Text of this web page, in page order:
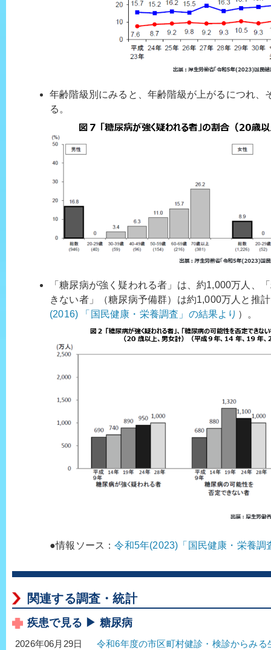
年齢階級別にみると、年齢階級が上がるにつれ、
る。
「糖尿病が強く疑われる者」は、約1,000万人、
きない者」（糖尿病予備群）は約1,000万人と推
(2016) 「国民健康・栄養調査」の結果より ）。
●情報ソース：令和5年(2023)「国民健康・栄養調
関連する調査・統計
疾患で見る ▶ 糖尿病
2026年06月29日
令和6年度の市区町村健診・検診からみ